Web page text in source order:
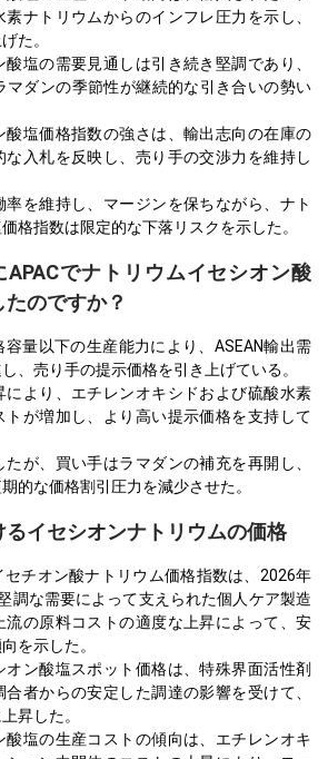
ナトリウムからのインフレ圧力を示し、
た。
塩の需要見通しは引き続き堅調であり、
マダンの季節性が継続的な引き合いの勢い
酸塩価格指数の強さは、輸出志向の在庫の
な入札を反映し、売り手の交渉力を維持し
を維持し、マージンを保ちながら、ナト
格指数は限定的な下落リスクを示した。
でナトリウムイセシオン酸
のですか？
量以下の生産能力により、ASEAN輸出需
、売り手の提示価格を引き上げている。
により、エチレンオキシドおよび硫酸水素
が増加し、より高い提示価格を支持して
が、買い手はラマダンの補充を再開し、
的な価格割引圧力を減少させた。
るイセシオンナトリウムの価格
セチオン酸ナトリウム価格指数は、2026年
調な需要によって支えられた個人ケア製造
流の原料コストの適度な上昇によって、安
を示した。
ン酸塩スポット価格は、特殊界面活性剤
者からの安定した調達の影響を受けて、
昇した。
塩の生産コストの傾向は、エチレンオキ